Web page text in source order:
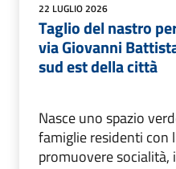
22 LUGLIO 2026
Taglio del nastro
via Giovanni
sud est della città
Nasce uno spazio
famiglie residenti con
promuovere